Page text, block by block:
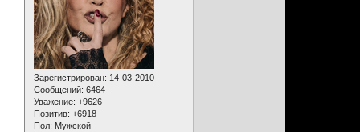
Зарегистрирован: 14-03-2010
Сообщений: 6464
Уважение: +9626
Позитив: +6918
Пол: Мужской